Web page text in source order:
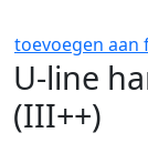
toevoegen aan
U-line
(III++)